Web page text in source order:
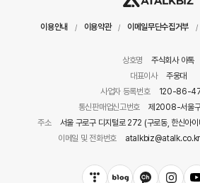
이용안내 / 이용약관 / 이메일무단수집거부 /
상호명
주식회사 아톡
대표이사
주웅대
사업자 등록번호
120-86-
통신판매업신고번호
제2008-서울
주소
서울 구로구 디지털로 272 (구로동, 한신아
이메일 및 전화번호